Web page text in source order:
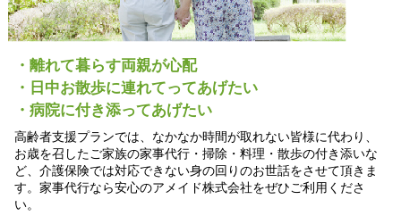
・離れて暮らす両親が心配
・日中お散歩に連れてってあげたい
・病院に付き添ってあげたい
高齢者支援プランでは、なかなか時間が取れない皆様に代わり、
お歳を召したご家族の家事代行・掃除・料理・散歩の付き添いな
ど、介護保険では対応できない身の回りのお世話をさせて頂きま
す。家事代行なら安心のアメイド株式会社をぜひご利用くださ
い。